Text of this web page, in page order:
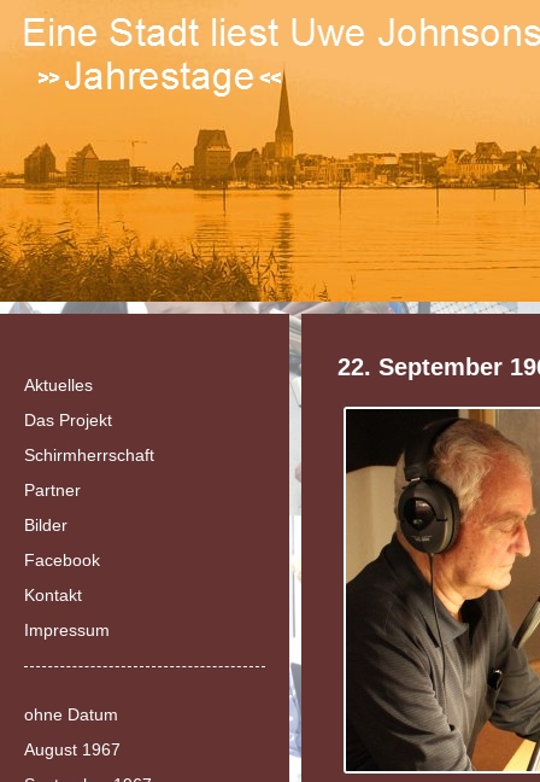
22. September
Aktuelles
Das Projekt
Schirmherrschaft
Partner
Bilder
Facebook
Kontakt
Impressum
ohne Datum
August 1967